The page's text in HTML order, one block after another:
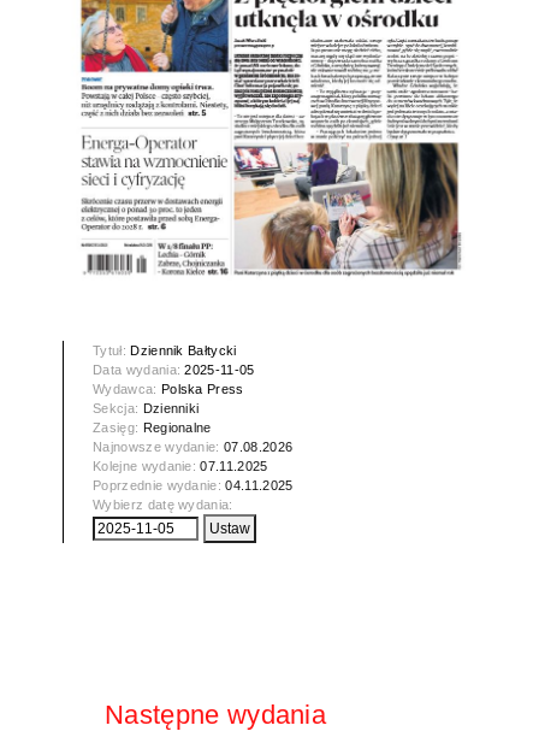
Tytuł: Dziennik Bałtycki
Data wydania:2025-11-05
Wydawca: Polska Press
Sekcja: Dzienniki
Zasięg: Regionalne
Najnowsze wydanie:07.08.2026
Kolejne wydanie:07.11.2025
Poprzednie wydanie:04.11.2025
Wybierz datę wydania:
Następne wydania